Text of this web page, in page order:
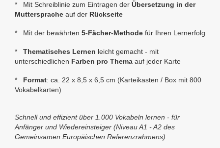
* Mit Schreiblinie zum Eintragen der Übersetzung in der
Muttersprache auf der Rückseite
* Mit der bewährten 5-Fächer-Methode für Ihren Lernerfolg
* Thematisches Lernen leicht gemacht - mit
unterschiedlichen Farben pro Thema auf jeder Karte
* Format: ca. 22 x 8,5 x 6,5 cm (Karteikasten / Box mit 800
Vokabelkarten)
Schnell und effizient über 1.000 Vokabeln lernen - für
Anfänger und Wiedereinsteiger (Niveau A1 - A2 des
Gemeinsamen Europäischen Referenzrahmens)